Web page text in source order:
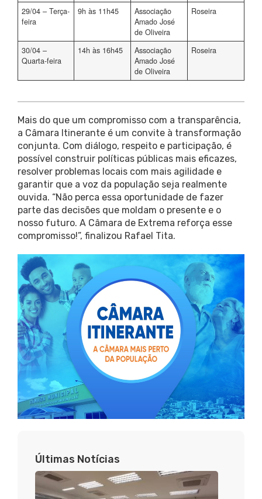
29/04 – Terça-
feira
9h às 11h45
Associação
Amado José
de Oliveira
Roseira
30/04 –
Quarta-feira
14h às 16h45
Associação
Amado José
de Oliveira
Roseira
Mais do que um compromisso com a transparência,
a Câmara Itinerante é um convite à transformação
conjunta. Com diálogo, respeito e participação, é
possível construir políticas públicas mais eficazes,
resolver problemas locais com mais agilidade e
garantir que a voz da população seja realmente
ouvida. “Não perca essa oportunidade de fazer
parte das decisões que moldam o presente e o
nosso futuro. A Câmara de Extrema reforça esse
compromisso!”, finalizou Rafael Tita.
Últimas Notícias